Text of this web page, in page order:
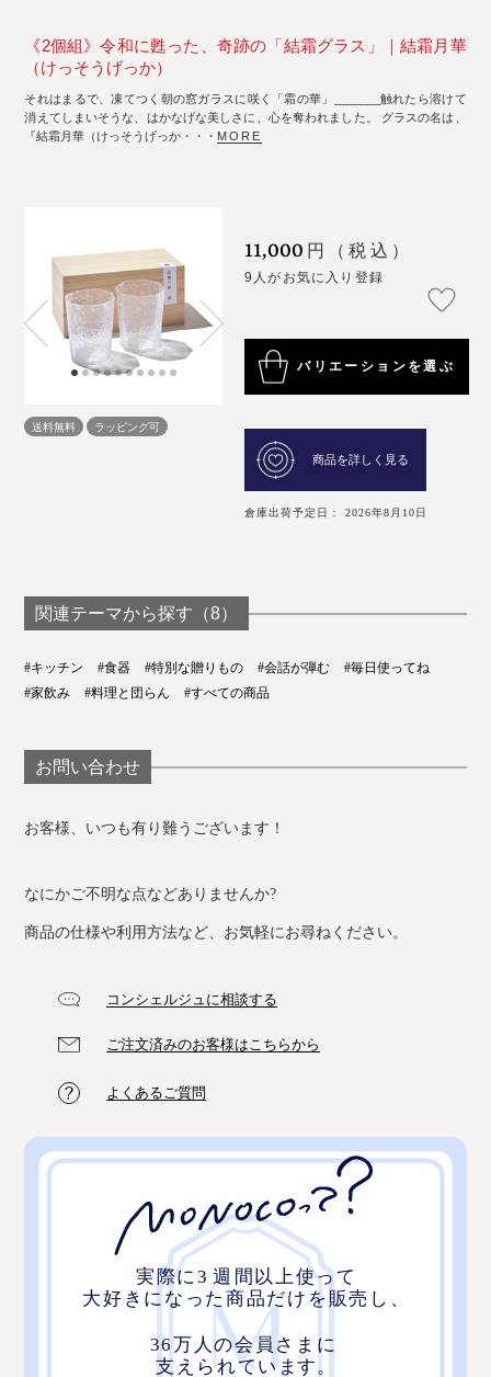
《2個組》令和に甦った、奇跡の「結霜グラス」｜結霜月華
（けっそうげっか）
それはまるで、凍てつく朝の窓ガラスに咲く「霜の華」_______触れたら溶けて
消えてしまいそうな、はかなげな美しさに、心を奪われました。 グラスの名は、
『結霜月華（けっそうげっか・・・ MORE
送料無料 ラッピング可
11,000 円（税込）
9人がお気に入り登録
バリエーションを選ぶ
商品を詳しく見る
倉庫出荷予定日： 2026年8月10日
関連テーマから探す（8）
#キッチン #食器 #特別な贈りもの #会話が弾む
#毎日使ってね
#家飲み
#料理と団らん #すべての商品
お問い合わせ
お客様、いつも有り難うございます！
なにかご不明な点などありませんか?
商品の仕様や利用方法など、お気軽にお尋ねください。
コンシェルジュに相談する
ご注文済みのお客様はこちらから
よくあるご質問